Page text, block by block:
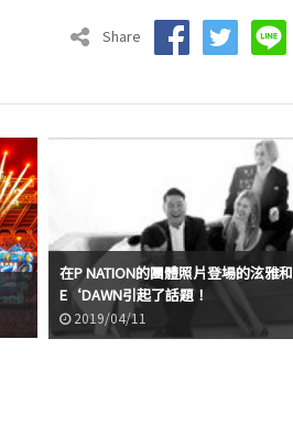
Share
在P NATION的團體照片登場的泫雅和
E‘DAWN引起了話題！
2019/04/11